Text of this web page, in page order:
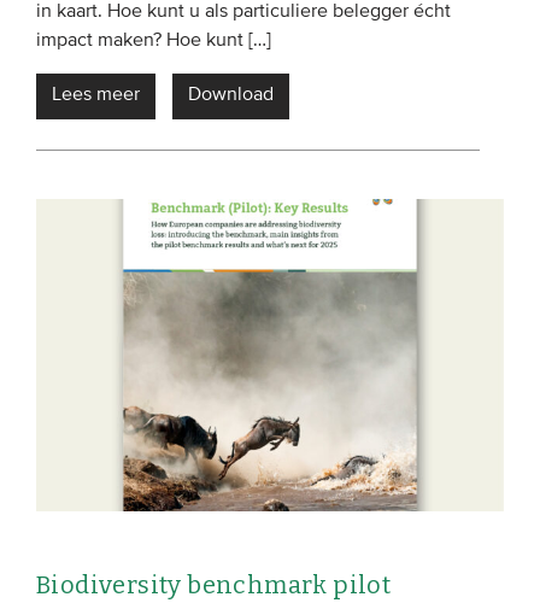
in kaart. Hoe kunt u als particuliere belegger écht
impact maken? Hoe kunt […]
Lees meer Download
Biodiversity benchmark pilot